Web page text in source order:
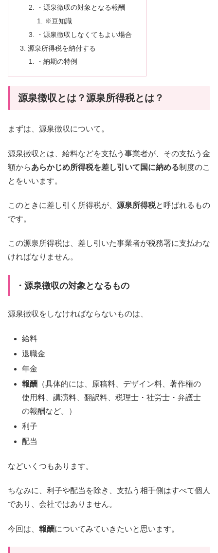
・源泉徴収の対象となる報酬
※豆知識
・源泉徴収しなくてもよい場合
源泉所得税を納付する
・納期の特例
源泉徴収とは？源泉所得税とは？
まずは、源泉徴収について。
源泉徴収とは、給料などを支払う事業者が、その支払う金
額からあらかじめ所得税を差し引いて国に納める制度のこ
とをいいます。
このときに差し引く所得税が、 源泉所得税と呼ばれるもの
です。
この源泉所得税は、差し引いた事業者が税務署に支払わな
ければなりません。
・源泉徴収の対象となるもの
源泉徴収をしなければならないものは、
給料
退職金
年金
報酬
（具体的には、原稿料、デザイン料、著作権の
使用料、講演料、翻訳料、税理士・社労士・弁護士
の報酬など。）
利子
配当
などいくつもあります。
ちなみに、利子や配当を除き、支払う相手側はすべて個人
であり、会社ではありません。
今回は、 報酬についてみていきたいと思います。